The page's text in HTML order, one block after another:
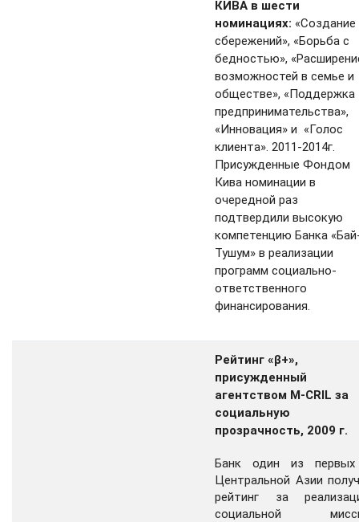
КИВА в шести
номинациях: «Создание
сбережений», «Борьба с
бедностью»,
возможностей в семье и
обществе», «Поддержка
предпринимательства»,
«Инновация» и «Голос
клиента». 2011-2014г.
Присужденные Фондом
Кива номинации в
очередной раз
подтвердили высокую
компетенцию Банка
Тушум» в реализации
программ социально-
ответственного
финансирования.
Рейтинг «β+»,
присужденный
агентством M-CRIL за
социальную
прозрачность, 2009 г.
Банк один из
Центральной Азии
рейтинг за
социальной